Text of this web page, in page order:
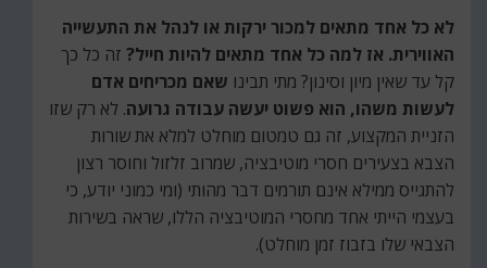
לא כל אחד מתאים למכור ירקות או לנהל את התעשייה
האווירית. אז למה כל אחד מתאים להיות חייל? זה כל כך
קל עד שאין מיון וסינון? מתי תבינו שאם מכריחים אדם
לעשות משהו, הוא פשוט יעשה עבודה גרועה. לא רק שזו
הזניית המקצוע, זה גם טמטום מוחלט למלא את שורות
הצבא בצעירים חסרי מוטיבציה, שמרוב זלזול וחוסר רצון
להתגייס ממילא אינם תורמים דבר מהותי (ומי כמוני יודע, כי
בעצמי הייתי אחד מחסרי המוטיבציה הללו, שראה בשירות
הצבאי שלו בזבוז זמן מוחלט).